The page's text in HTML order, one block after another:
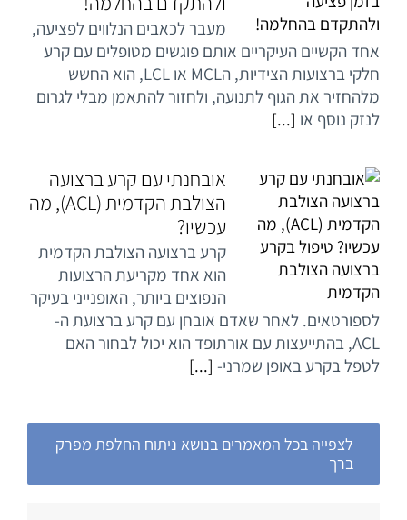
מעבר לכאבים הנלווים לפציעה,
אחד הקשיים העיקריים אותם פוגשים מטופלים עם קרע
חלקי ברצועות הצידיות, הMCL או LCL, הוא החשש
מלהחזיר את הגוף לתנועה, ולחזור להתאמן מבלי לגרום
לנזק נוסף או [...]
אובחנתי עם קרע ברצועה
הצולבת הקדמית (ACL), מה
עכשיו?
קרע ברצועה הצולבת הקדמית
הוא אחד מקריעת הרצועות
הנפוצים ביותר, האופנייני בעיקר
לספורטאים. לאחר שאדם אובחן עם קרע ברצועת ה-
ACL, בהתייעצות עם אורתופד הוא יכול לבחור האם
לטפל בקרע באופן שמרני- [...]
לצפייה בכל המאמרים בנושא ניתוח החלפת מפרק
ברך